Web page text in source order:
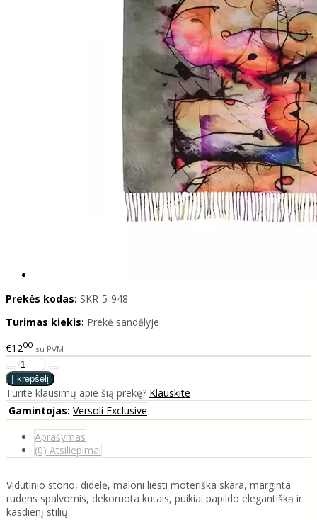
Prekės kodas: SKR-5-948
Turimas kiekis: Prekė sandėlyje
€1200 su PVM
Turite klausimų apie šią prekę? Klauskite
Gamintojas: Versoli Exclusive
Aprašymas
(0) Atsiliepimai
Vidutinio storio, didelė, maloni liesti moteriška skara, marginta
rudens spalvomis, dekoruota kutais, puikiai papildo elegantišką ir
kasdienį stilių.